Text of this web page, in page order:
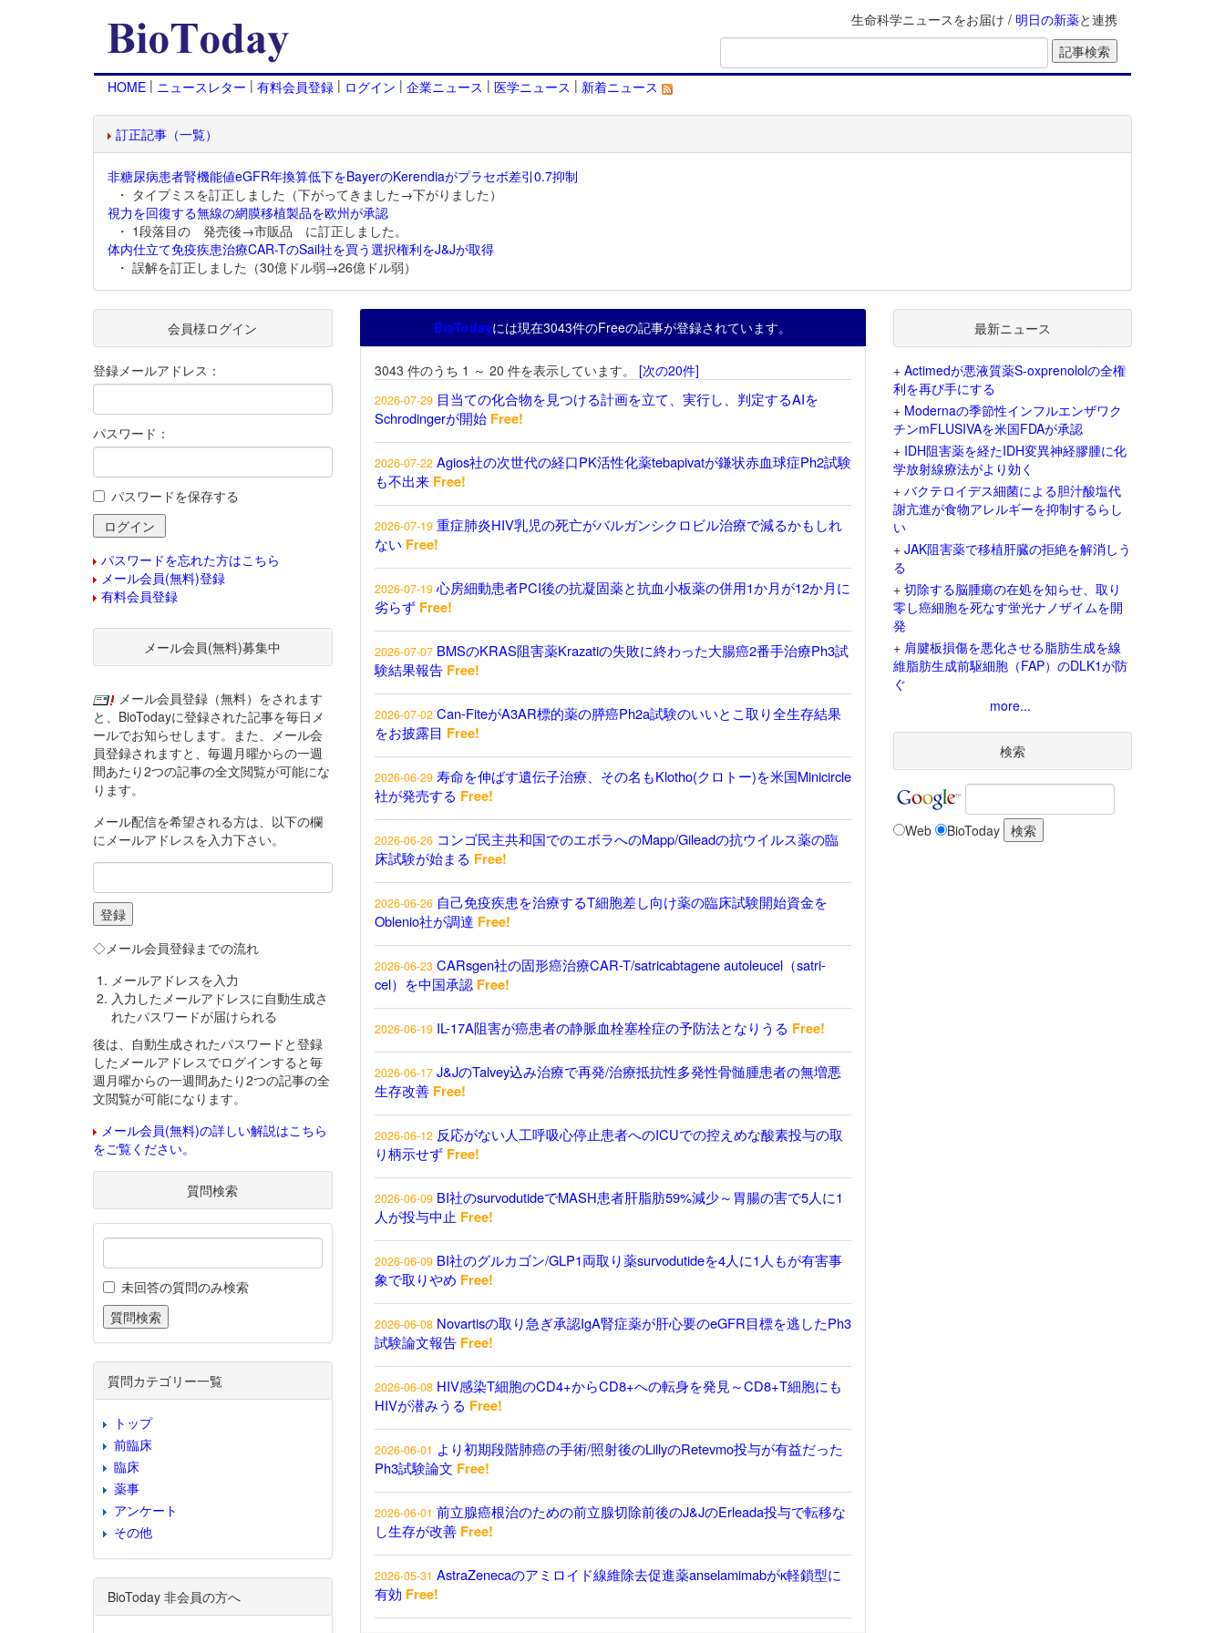
生命科学ニュースをお届け / 明日の新薬と連携
HOME | ニュースレター | 有料会員登録 | ログイン | 企業ニュース | 医学ニュース | 新着ニュース
訂正記事（一覧）
非糖尿病患者腎機能値eGFR年換算低下をBayerのKerendiaがプラセボ差引0.7抑制
・ タイプミスを訂正しました（下がってきました→下がりました）
視力を回復する無線の網膜移植製品を欧州が承認
・ 1段落目の 発売後→市販品 に訂正しました。
体内仕立て免疫疾患治療CAR-TのSail社を買う選択権利をJ&Jが取得
・ 誤解を訂正しました（30億ドル弱→26億ドル弱）
BioTodayには現在3043件のFreeの記事が登録されています。
3043 件のうち 1 ～ 20 件を表示しています。 [次の20件]
2026-07-29 目当ての化合物を見つける計画を立て、実行し、判定するAIを
Schrodingerが開始 Free!
2026-07-22 Agios社の次世代の経口PK活性化薬tebapivatが鎌状赤血球症Ph2試験
も不出来 Free!
2026-07-19 重症肺炎HIV乳児の死亡がバルガンシクロビル治療で減るかもしれ
ない Free!
2026-07-19 心房細動患者PCI後の抗凝固薬と抗血小板薬の併用1か月が12か月に
劣らず Free!
2026-07-07 BMSのKRAS阻害薬Krazatiの失敗に終わった大腸癌2番手治療Ph3試
験結果報告 Free!
2026-07-02 Can-FiteがA3AR標的薬の膵癌Ph2a試験のいいとこ取り全生存結果
をお披露目 Free!
2026-06-29 寿命を伸ばす遺伝子治療、その名もKlotho(クロトー)を米国Minicircle
社が発売する Free!
2026-06-26 コンゴ民主共和国でのエボラへのMapp/Gileadの抗ウイルス薬の臨
床試験が始まる Free!
2026-06-26 自己免疫疾患を治療するT細胞差し向け薬の臨床試験開始資金を
Oblenio社が調達 Free!
2026-06-23 CARsgen社の固形癌治療CAR-T/satricabtagene autoleucel（satri-
cel）を中国承認 Free!
2026-06-19 IL-17A阻害が癌患者の静脈血栓塞栓症の予防法となりうる Free!
2026-06-17 J&JのTalvey込み治療で再発/治療抵抗性多発性骨髄腫患者の無増悪
生存改善 Free!
2026-06-12 反応がない人工呼吸心停止患者へのICUでの控えめな酸素投与の取
り柄示せず Free!
2026-06-09 BI社のsurvodutideでMASH患者肝脂肪59%減少～胃腸の害で5人に1
人が投与中止 Free!
2026-06-09 BI社のグルカゴン/GLP1両取り薬survodutideを4人に1人もが有害事
象で取りやめ Free!
2026-06-08 Novartisの取り急ぎ承認IgA腎症薬が肝心要のeGFR目標を逃したPh3
試験論文報告 Free!
2026-06-08 HIV感染T細胞のCD4+からCD8+への転身を発見～CD8+T細胞にも
HIVが潜みうる Free!
2026-06-01 より初期段階肺癌の手術/照射後のLillyのRetevmo投与が有益だった
Ph3試験論文 Free!
2026-06-01 前立腺癌根治のための前立腺切除前後のJ&JのErleada投与で転移な
し生存が改善 Free!
2026-05-31 AstraZenecaのアミロイド線維除去促進薬anselamimabがκ軽鎖型に
有効 Free!
会員様ログイン
登録メールアドレス：
パスワード：
パスワードを保存する
パスワードを忘れた方はこちら
メール会員(無料)登録
有料会員登録
メール会員(無料)募集中
メール会員登録（無料）をされます
と、BioTodayに登録された記事を毎日メ
ールでお知らせします。また、メール会
員登録されますと、毎週月曜からの一週
間あたり2つの記事の全文閲覧が可能にな
ります。
メール配信を希望される方は、以下の欄
にメールアドレスを入力下さい。
◇メール会員登録までの流れ
メールアドレスを入力
入力したメールアドレスに自動生成さ
れたパスワードが届けられる
後は、自動生成されたパスワードと登録
したメールアドレスでログインすると毎
週月曜からの一週間あたり2つの記事の全
文閲覧が可能になります。
メール会員(無料)の詳しい解説はこちら
をご覧ください。
質問検索
未回答の質問のみ検索
質問カテゴリー一覧
トップ
前臨床
臨床
薬事
アンケート
その他
BioToday 非会員の方へ
最新ニュース
+ Actimedが悪液質薬S-oxprenololの全権
利を再び手にする
+ Modernaの季節性インフルエンザワク
チンmFLUSIVAを米国FDAが承認
+ IDH阻害薬を経たIDH変異神経膠腫に化
学放射線療法がより効く
+ バクテロイデス細菌による胆汁酸塩代
謝亢進が食物アレルギーを抑制するらし
い
+ JAK阻害薬で移植肝臓の拒絶を解消しう
る
+ 切除する脳腫瘍の在処を知らせ、取り
零し癌細胞を死なす蛍光ナノザイムを開
発
+ 肩腱板損傷を悪化させる脂肪生成を線
維脂肪生成前駆細胞（FAP）のDLK1が防
ぐ
more...
検索
Web BioToday